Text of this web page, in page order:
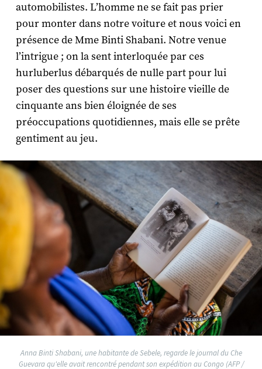
automobilistes. L’homme ne se fait pas prier
pour monter dans notre voiture et nous voici en
présence de Mme Binti Shabani. Notre venue
l’intrigue ; on la sent interloquée par ces
hurluberlus débarqués de nulle part pour lui
poser des questions sur une histoire vieille de
cinquante ans bien éloignée de ses
préoccupations quotidiennes, mais elle se prête
gentiment au jeu.
Anna Binti Shabani, une habitante de Sebele, regarde le journal du Che
Guevara qu'elle avait rencontré pendant son expédition au Congo (AFP /